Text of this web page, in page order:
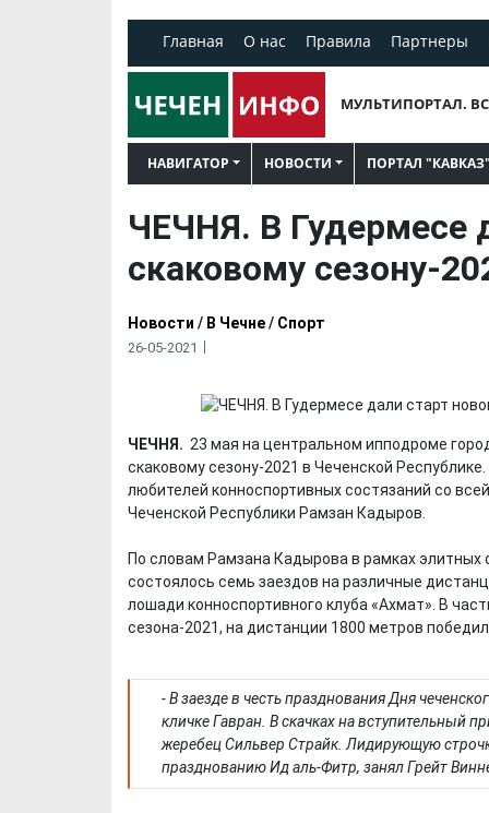
Главная О нас Правила Партнеры
МУЛЬТИПОРТАЛ.
НАВИГАТОР НОВОСТИ ПОРТАЛ "КАВКАЗ"
ЧЕЧНЯ. В Гудермесе
скаковому сезону-
Новости / В Чечне/ Спорт
26-05-2021
ЧЕЧНЯ. 23 мая на центральном ипподроме
скаковому сезону-2021 в Чеченской
любителей конноспортивных состязаний со
Чеченской Республики Рамзан Кадыров.
По словам Рамзана Кадырова в рамках
состоялось семь заездов на различные
лошади конноспортивного клуба «Ахмат». В
сезона-2021, на дистанции 1800 метров
- В заезде в честь празднования Дня
кличке Гавран. В скачках на вступительный
жеребец Сильвер Страйк. Лидирующую
празднованию Ид аль-Фитр, занял Грейт